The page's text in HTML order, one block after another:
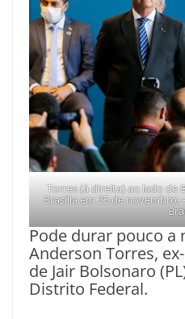
Torres (à direita) ao lado de
Brasília em 25 de
Pode durar pouco a
Anderson Torres,
de Jair Bolsonaro
Distrito Federal.